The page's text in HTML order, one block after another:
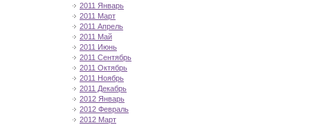
2011 Январь
2011 Март
2011 Апрель
2011 Май
2011 Июнь
2011 Сентябрь
2011 Октябрь
2011 Ноябрь
2011 Декабрь
2012 Январь
2012 Февраль
2012 Март